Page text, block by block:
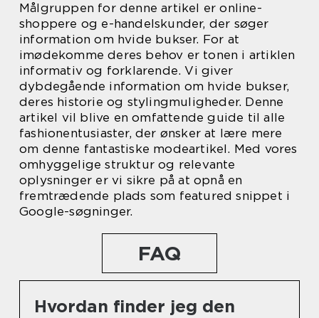
Målgruppen for denne artikel er online-
shoppere og e-handelskunder, der søger
information om hvide bukser. For at
imødekomme deres behov er tonen i artiklen
informativ og forklarende. Vi giver
dybdegående information om hvide bukser,
deres historie og stylingmuligheder. Denne
artikel vil blive en omfattende guide til alle
fashionentusiaster, der ønsker at lære mere
om denne fantastiske modeartikel. Med vores
omhyggelige struktur og relevante
oplysninger er vi sikre på at opnå en
fremtrædende plads som featured snippet i
Google-søgninger.
FAQ
Hvordan finder jeg den